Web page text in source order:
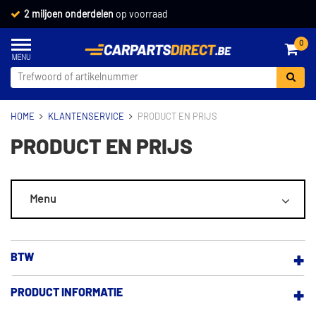
2 miljoen onderdelen op voorraad
0
HOME KLANTENSERVICE PRODUCT EN PRIJS
PRODUCT EN PRIJS
Menu
BTW
PRODUCT INFORMATIE